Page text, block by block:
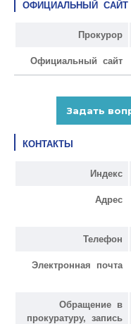
ОФИЦИАЛЬНЫЙ САЙТ
Прокурор
Официальный сайт
КОНТАКТЫ
Индекс
Адрес
Телефон
Электронная почта
Обращение в
прокуратуру, запись